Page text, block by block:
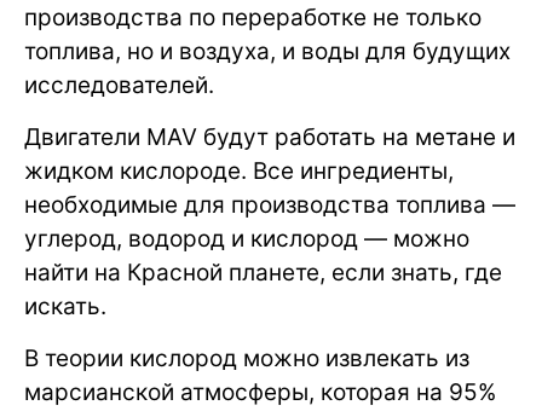
производства по переработке не только
топлива, но и воздуха, и воды для будущих
исследователей.
Двигатели MAV будут работать на метане и
жидком кислороде. Все ингредиенты,
необходимые для производства топлива —
углерод, водород и кислород — можно
найти на Красной планете, если знать, где
искать.
В теории кислород можно извлекать из
марсианской атмосферы, которая на 95%